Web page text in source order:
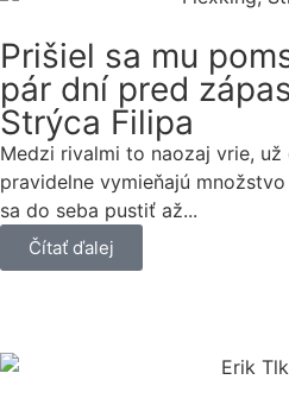
Prišiel sa mu
pár dní pred
Strýca Filipa
Medzi rivalmi to naozaj vrie,
pravidelne vymieňajú
sa do seba pustiť až...
Čítať ďalej